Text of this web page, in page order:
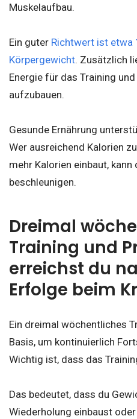
Muskelaufbau.
Ein guter Richtwert ist etwa
Körpergewicht. Zusätzlich
Energie für das Training
aufzubauen.
Gesunde Ernährung
Wer ausreichend Kalorien
mehr Kalorien einbaut, kann
beschleunigen.
Dreimal
Training und
erreichst du
Erfolge beim
Ein dreimal wöchentliches
Basis, um kontinuierlich
Wichtig ist, dass das
Das bedeutet, dass du
Wiederholung einbaust